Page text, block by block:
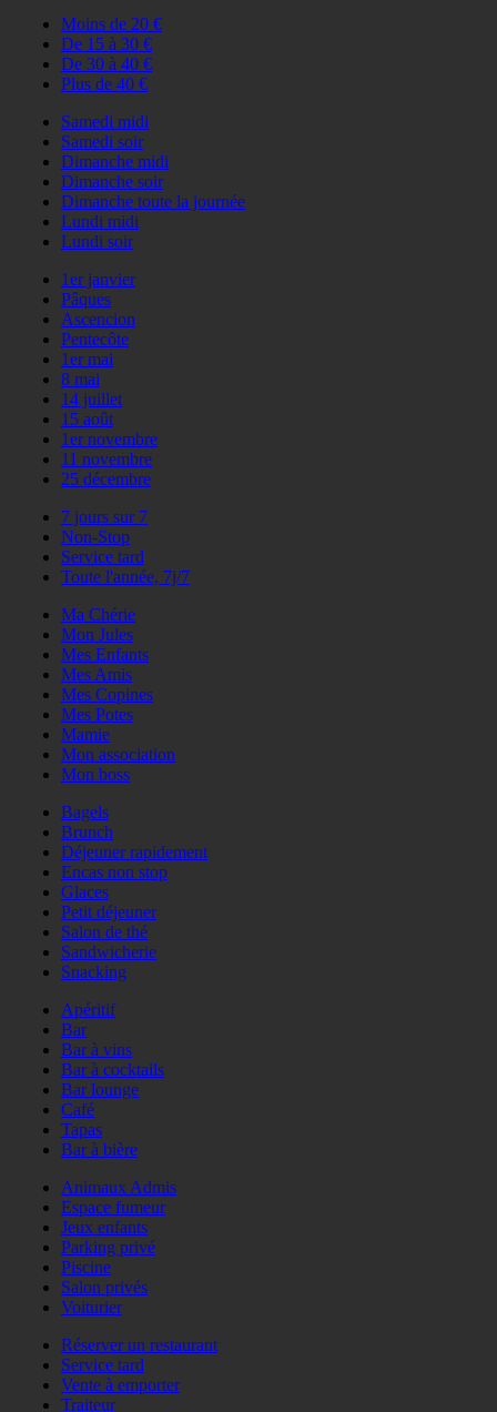
Moins de 20 €
De 15 à 30 €
De 30 à 40 €
Plus de 40 €
Samedi midi
Samedi soir
Dimanche midi
Dimanche soir
Dimanche toute la journée
Lundi midi
Lundi soir
1er janvier
Pâques
Ascencion
Pentecôte
1er mai
8 mai
14 juillet
15 août
1er novembre
11 novembre
25 décembre
7 jours sur 7
Non-Stop
Service tard
Toute l'année, 7j/7
Ma Chérie
Mon Jules
Mes Enfants
Mes Amis
Mes Copines
Mes Potes
Mamie
Mon association
Mon boss
Bagels
Brunch
Déjeuner rapidement
Encas non stop
Glaces
Petit déjeuner
Salon de thé
Sandwicherie
Snacking
Apéritif
Bar
Bar à vins
Bar à cocktails
Bar lounge
Café
Tapas
Bar à bière
Animaux Admis
Espace fumeur
Jeux enfants
Parking privé
Piscine
Salon privés
Voiturier
Réserver un restaurant
Service tard
Vente à emporter
Traiteur